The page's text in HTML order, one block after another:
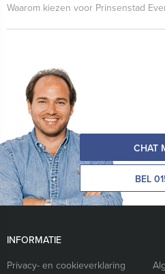
Waarom kiezen voor Prinsenstad
CHAT
BEL
INFORMATIE
Privacy- en cookieverklaring